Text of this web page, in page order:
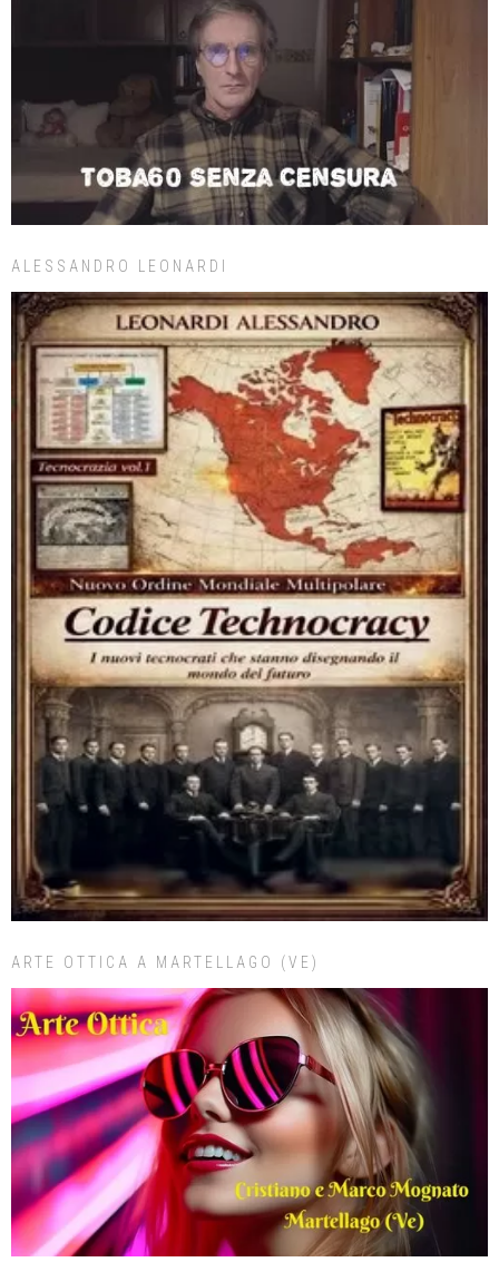
ALESSANDRO LEONARDI
ARTE OTTICA A MARTELLAGO (VE)